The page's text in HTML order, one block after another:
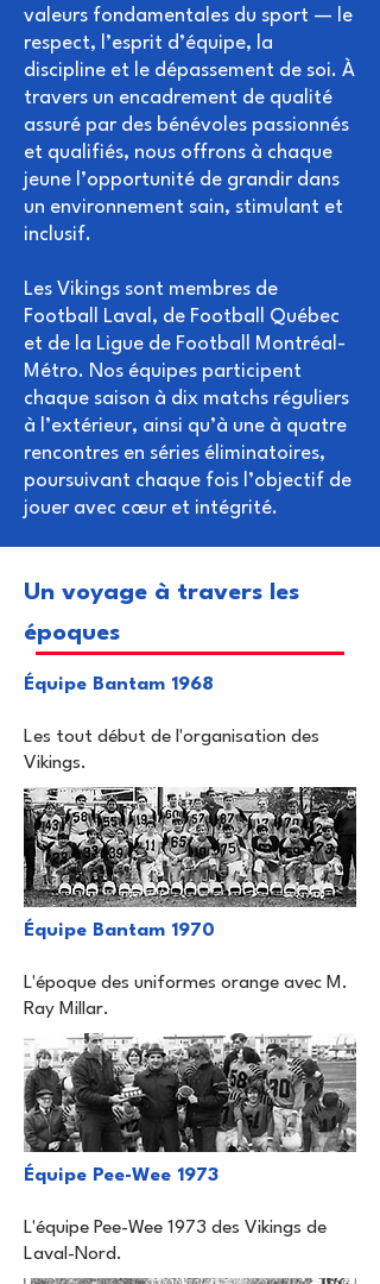
valeurs fondamentales du sport — le
respect, l’esprit d’équipe, la
discipline et le dépassement de soi. À
travers un encadrement de qualité
assuré par des bénévoles passionnés
et qualifiés, nous offrons à chaque
jeune l’opportunité de grandir dans
un environnement sain, stimulant et
inclusif.
Les Vikings sont membres de
Football Laval, de Football Québec
et de la Ligue de Football Montréal-
Métro. Nos équipes participent
chaque saison à dix matchs réguliers
à l’extérieur, ainsi qu’à une à quatre
rencontres en séries éliminatoires,
poursuivant chaque fois l’objectif de
jouer avec cœur et intégrité.
Un voyage à travers les
époques
Équipe Bantam 1968
Les tout début de l'organisation des
Vikings.
Équipe Bantam 1970
L'époque des uniformes orange avec M.
Ray Millar.
Équipe Pee-Wee 1973
L'équipe Pee-Wee 1973 des Vikings de
Laval-Nord.